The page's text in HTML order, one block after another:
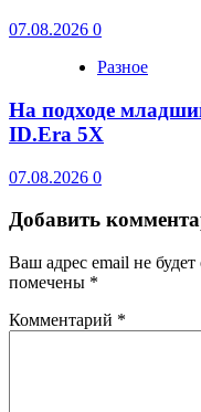
07.08.2026 0
Разное
На подходе
ID.Era 5X
07.08.2026 0
Добавить
Ваш адрес email не
помечены *
Комментарий *